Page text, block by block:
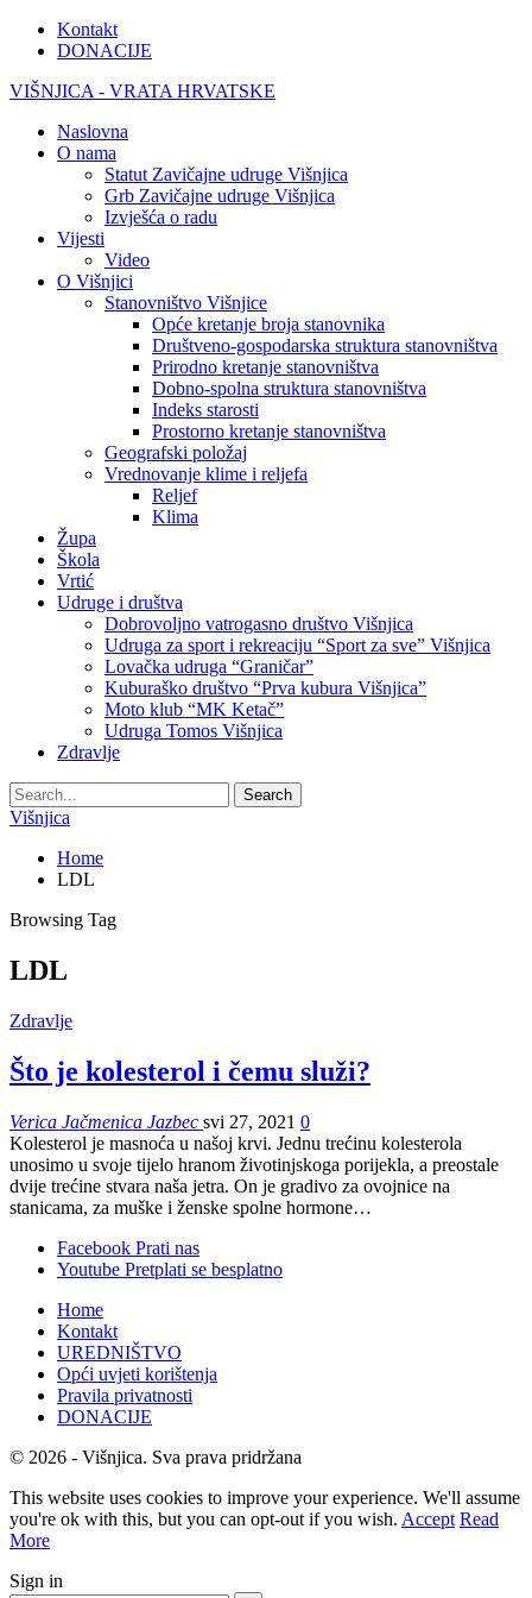
Kontakt
DONACIJE
VIŠNJICA - VRATA HRVATSKE
Naslovna
O nama
Statut Zavičajne udruge Višnjica
Grb Zavičajne udruge Višnjica
Izvješća o radu
Vijesti
Video
O Višnjici
Stanovništvo Višnjice
Opće kretanje broja stanovnika
Društveno-gospodarska struktura stanovništva
Prirodno kretanje stanovništva
Dobno-spolna struktura stanovništva
Indeks starosti
Prostorno kretanje stanovništva
Geografski položaj
Vrednovanje klime i reljefa
Reljef
Klima
Župa
Škola
Vrtić
Udruge i društva
Dobrovoljno vatrogasno društvo Višnjica
Udruga za sport i rekreaciju “Sport za sve” Višnjica
Lovačka udruga “Graničar”
Kuburaško društvo “Prva kubura Višnjica”
Moto klub “MK Ketač”
Udruga Tomos Višnjica
Zdravlje
Višnjica
Home
LDL
Browsing Tag
LDL
Zdravlje
Što je kolesterol i čemu služi?
Verica Jačmenica Jazbec svi 27, 2021 0
Kolesterol je masnoća u našoj krvi. Jednu trećinu kolesterola
unosimo u svoje tijelo hranom životinjskoga porijekla, a preostale
dvije trećine stvara naša jetra. On je gradivo za ovojnice na
stanicama, za muške i ženske spolne hormone…
Facebook Prati nas
Youtube Pretplati se besplatno
Home
Kontakt
UREDNIŠTVO
Opći uvjeti korištenja
Pravila privatnosti
DONACIJE
© 2026 - Višnjica. Sva prava pridržana
This website uses cookies to improve your experience. We'll assume
you're ok with this, but you can opt-out if you wish. Accept Read
More
Sign in